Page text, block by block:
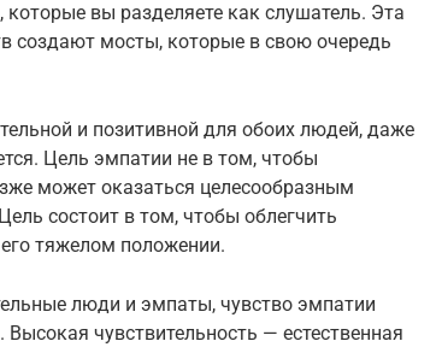
которые вы разделяете как слушатель. Эта
создают мосты, которые в свою очередь
и позитивной для обоих людей, даже
Цель эмпатии не в том, чтобы
может оказаться целесообразным
состоит в том, чтобы облегчить
тяжелом положении.
люди и эмпаты, чувство эмпатии
чувствительность — естественная